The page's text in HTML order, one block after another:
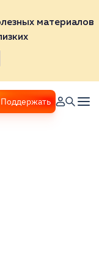
материалов
Поддержать